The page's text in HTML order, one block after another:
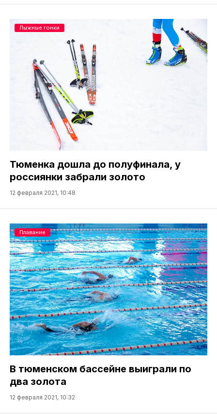
Тюменка дошла до полуфинала, у
россиянки забрали золото
12 февраля 2021, 10:48
Лыжные гонки
В тюменском бассейне выиграли по
два золота
12 февраля 2021, 10:32
Плавание